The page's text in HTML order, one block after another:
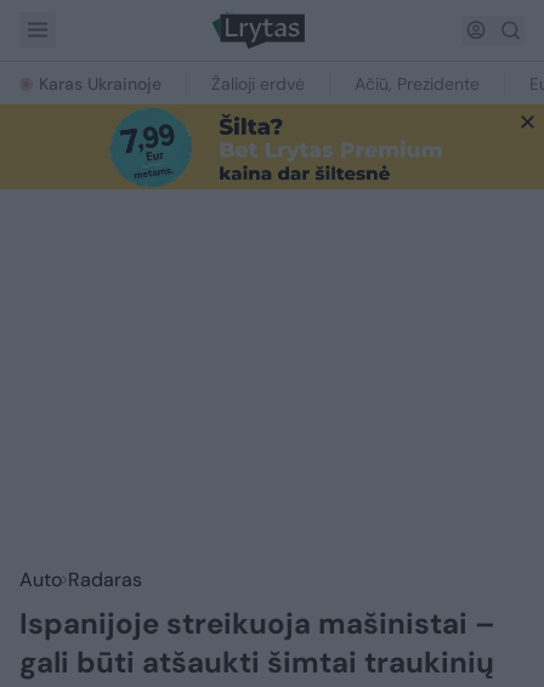
Karas Ukrainoje Žalioji erdvė Ačiū, Prezidente
Auto Radaras
Ispanijoje streikuoja mašinistai –
gali būti atšaukti šimtai traukinių